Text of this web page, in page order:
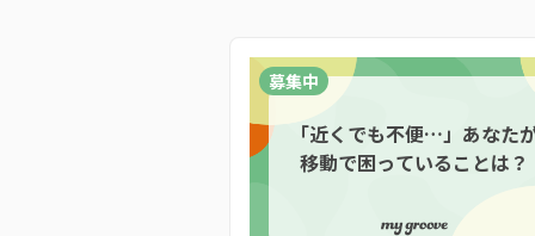
「近くでも不便…」あなた
移動で困っていることは？
募集中